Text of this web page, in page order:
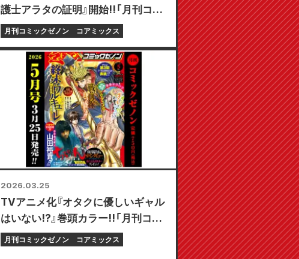
護士アラタの証明』開始!!「月刊コミ
ックゼノン 2026年7月号」5月25日
発売!!
月刊コミックゼノン コアミックス
2026.03.25
TVアニメ化『オタクに優しいギャル
はいない!?』巻頭カラー!!「月刊コミ
ックゼノン 2026年5月号」3月25日
月刊コミックゼノン コアミックス